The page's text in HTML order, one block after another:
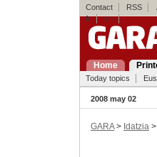
Contact RSS
fr
en
Home
Today topics
2008 may 02
GARA> Idatzia >